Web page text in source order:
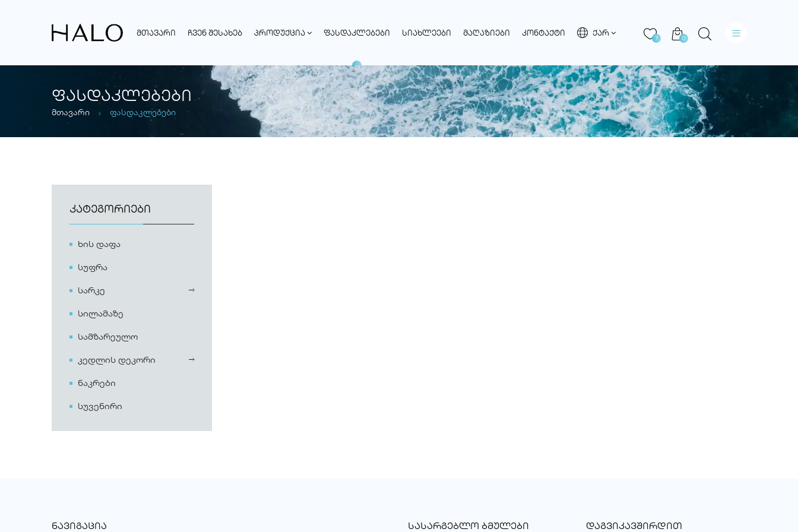
ᲛᲗᲐᲕᲐᲠᲘ ᲩᲕᲔᲜ ᲨᲔᲡᲐᲮᲔᲑ ᲞᲠᲝᲓᲣᲥᲪᲘᲐ ᲤᲐᲡᲓᲐᲙᲚᲔᲑᲔᲑᲘ ᲡᲘᲐᲮᲚᲔᲔᲑᲘ ᲛᲐᲦᲐᲖᲘᲔᲑᲘ ᲙᲝᲜᲢᲐᲥᲢᲘ ᲥᲐᲠ
7 0
ᲤᲐᲡᲓᲐᲙᲚᲔᲑᲔᲑᲘ
მთავარი ფასდაკლებები
ᲙᲐᲢᲔᲒᲝᲠᲘᲔᲑᲘ
ხის დაფა
სუფრა
სარკე
სილამაზე
სამზარეულო
კედლის დეკორი
ნაკრები
სუვენირი
ᲜᲐᲕᲘᲒᲐᲪᲘᲐ ᲡᲐᲡᲐᲠᲒᲔᲑᲚᲝ ᲑᲛᲣᲚᲔᲑᲘ ᲓᲐᲒᲕᲘᲙᲐᲕᲨᲘᲠᲓᲘᲗ